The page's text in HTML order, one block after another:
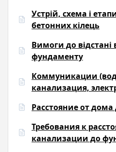
Устрій, схема і
бетонних кілець
Вимоги до відстані
фундаменту
Коммуникации
канализация,
Расстояние от
Требования к
канализации до